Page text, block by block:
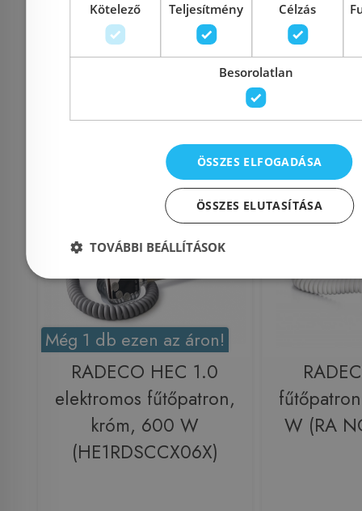
Azonosító: 163397
Cikkszám: HE1RDSCWX06X
30 824 Ft
Cikkszám:
35 027 Ft
-21%
Még 1 db ezen az áron!
RADECO HEC 1.0
elektromos fűtőpatron,
króm, 600 W
(HE1RDSCCX06X)
Raktáron
W (RA
Kötelező Teljesítmény Célzás
Besorolatlan
ÖSSZES ELFOGADÁSA
ÖSSZES ELUTASÍTÁSA
TOVÁBBI BEÁLLÍTÁSOK